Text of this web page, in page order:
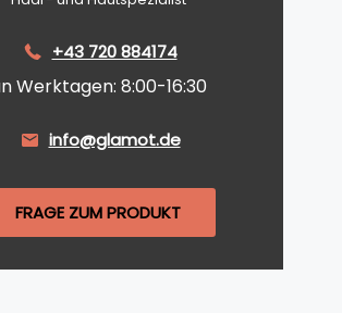
+43 720 884174
Werktagen: 8:00-16:30
info@glamot.de
FRAGE ZUM PRODUKT